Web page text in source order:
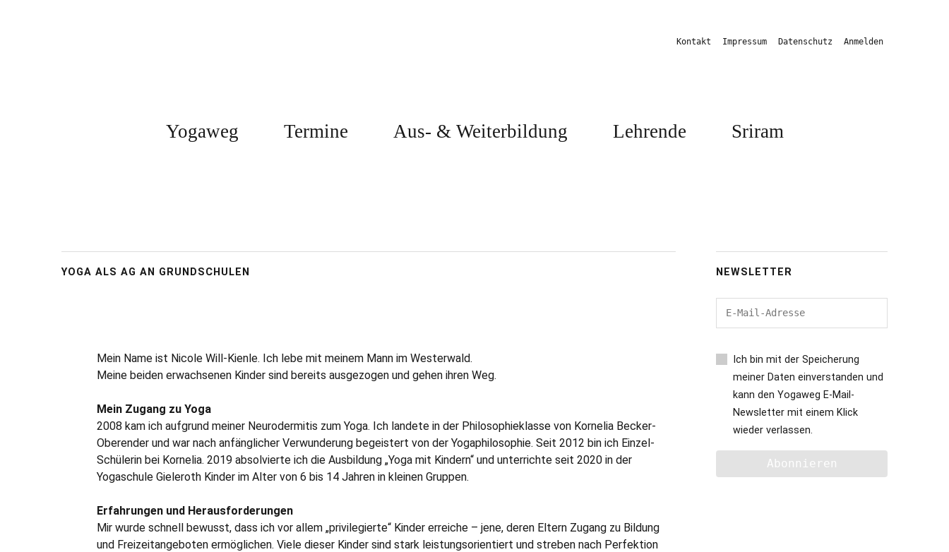
Kontakt Impressum Datenschutz Anmelden
Yogaweg Termine Aus- & Weiterbildung Lehrende Sriram
YOGA ALS AG AN GRUNDSCHULEN
Mein Name ist Nicole Will-Kienle. Ich lebe mit meinem Mann im Westerwald.
Meine beiden erwachsenen Kinder sind bereits ausgezogen und gehen ihren Weg.
Mein Zugang zu Yoga
2008 kam ich aufgrund meiner Neurodermitis zum Yoga. Ich landete in der Philosophieklasse von Kornelia Becker-
Oberender und war nach anfänglicher Verwunderung begeistert von der Yogaphilosophie. Seit 2012 bin ich Einzel-
Schülerin bei Kornelia. 2019 absolvierte ich die Ausbildung „Yoga mit Kindern“ und unterrichte seit 2020 in der
Yogaschule Gieleroth Kinder im Alter von 6 bis 14 Jahren in kleinen Gruppen.
Erfahrungen und Herausforderungen
Mir wurde schnell bewusst, dass ich vor allem „privilegierte“ Kinder erreiche – jene, deren Eltern Zugang zu Bildung
und Freizeitangeboten ermöglichen. Viele dieser Kinder sind stark leistungsorientiert und streben nach Perfektion
NEWSLETTER
Ich bin mit der Speicherung
meiner Daten einverstanden und
kann den Yogaweg E-Mail-
Newsletter mit einem Klick
wieder verlassen.